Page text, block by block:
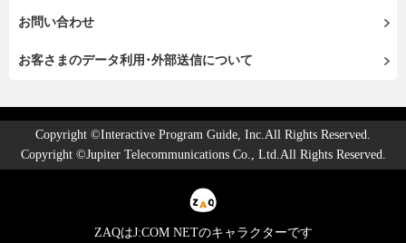
お問い合わせ
お客さまのデータ利用･外部送信について
Copyright ©Interactive Program Guide, Inc.All Rights Reserved.
Copyright ©Jupiter Telecommunications Co., Ltd.All Rights Reserved.
ZAQはJ:COM NETのキャラクターです